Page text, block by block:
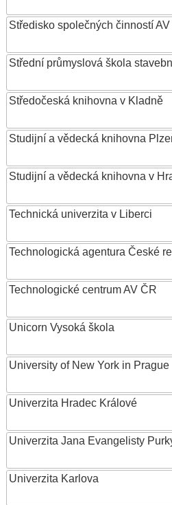
Středisko společných činností AV
Střední průmyslová škola
Středočeská knihovna v Kladně
Studijní a vědecká knihovna
Studijní a vědecká knihovna v
Technická univerzita v Liberci
Technologická agentura České
Technologické centrum AV ČR
Unicorn Vysoká škola
University of New York in Prague
Univerzita Hradec Králové
Univerzita Jana Evangelisty
Univerzita Karlova